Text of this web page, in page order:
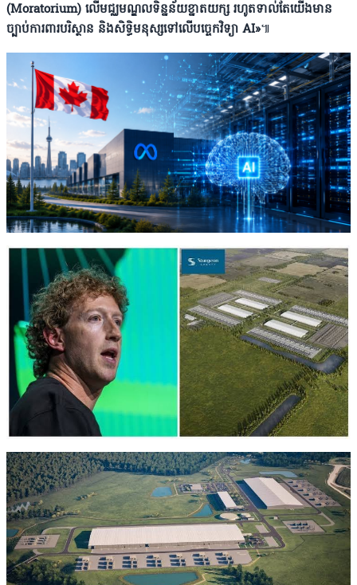
(Moratorium) លើមជ្ឈមណ្ឌលទិន្នន័យខ្នាតយក្ស រហូតទាល់តែយើងមាន
ច្បាប់ការពារបរិស្ថាន និងសិទ្ធិមនុស្សទៅលើបច្ចេកវិទ្យា AI»៕